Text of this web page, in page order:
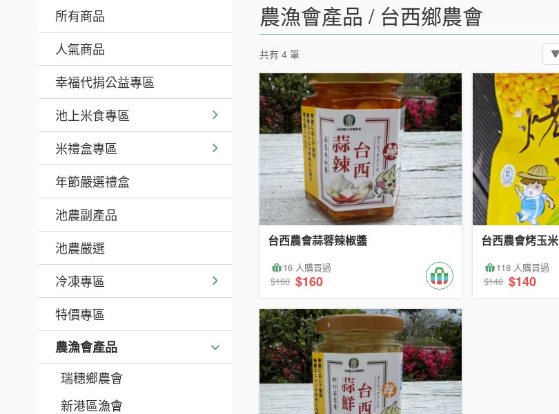
所有商品
人氣商品
幸福代捐公益專區
池上米食專區
米禮盒專區
年節嚴選禮盒
池農副產品
池農嚴選
冷凍專區
特價專區
農漁會產品
瑞穗鄉農會
新港區漁會
農漁會產品 / 台西鄉農會
共有 4 筆
台西農會蒜蓉辣椒醬
16 人購買過
$160 $160
台西農會烤玉米
118 人購買過
$140 $140